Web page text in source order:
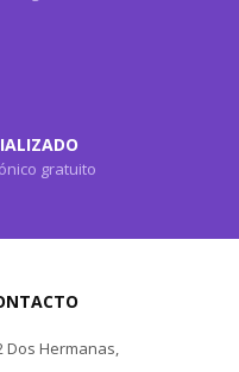
gratuito
Dos Hermanas,